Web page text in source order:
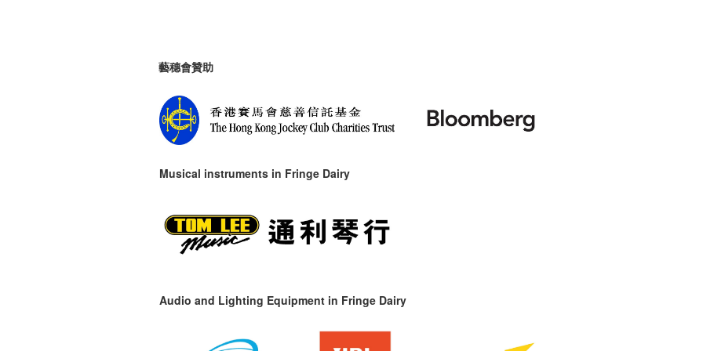
藝穗會贊助
Musical instruments in Fringe Dairy
Audio and Lighting Equipment in Fringe Dairy